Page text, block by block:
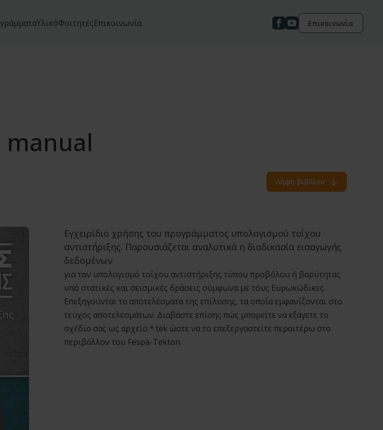
ΥλικόΦοιτητέςΕπικοινωνία Επικοινωνία
manual
Λήψη βιβλίου
Εγχειρίδιο χρήσης του προγράμματος υπολογισμού τοίχου
αντιστήριξης. Παρουσιάζεται αναλυτικά η διαδικασία εισαγωγής
δεδομένων
για τον υπολογισμό τοίχου αντιστήριξης τύπου προβόλου ή βαρύτητας
υπό στατικές και σεισμικές δράσεις σύμφωνα με τους Ευρωκώδικες.
Επεξηγούνται τα αποτελέσματα της επίλυσης, τα οποία εμφανίζονται στο
τεύχος αποτελεσμάτων. Διαβάστε επίσης πώς μπορείτε να εξάγετε το
σχέδιο σας ως αρχείο *.tek ώστε να το επεξεργαστείτε περαιτέρω στο
περιβάλλον του Fespa-Tekton.